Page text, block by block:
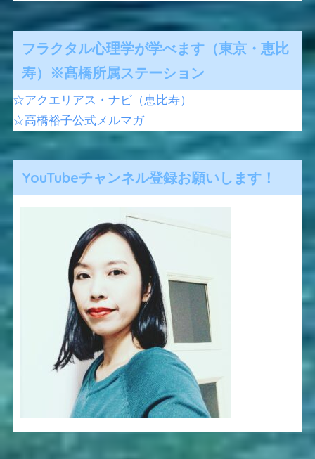
フラクタル心理学が学べます（東京・恵比
寿）※髙橋所属ステーション
☆アクエリアス・ナビ（恵比寿）
☆高橋裕子公式メルマガ
YouTubeチャンネル登録お願いします！